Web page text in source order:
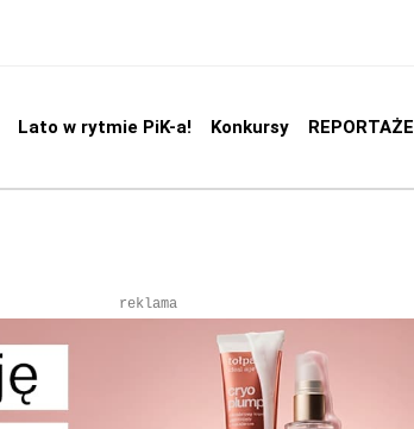
Lato w rytmie PiK-a! Konkursy REPORTAŻE
reklama